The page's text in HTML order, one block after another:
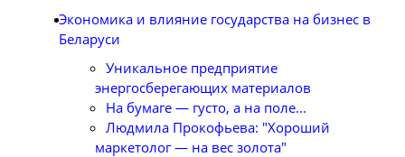
Экономика и влияние государства на бизнес в
Беларуси
Уникальное предприятие
энергосберегающих материалов
На бумаге — густо, а на поле...
Людмила Прокофьева: "Хороший
маркетолог — на вес золота"